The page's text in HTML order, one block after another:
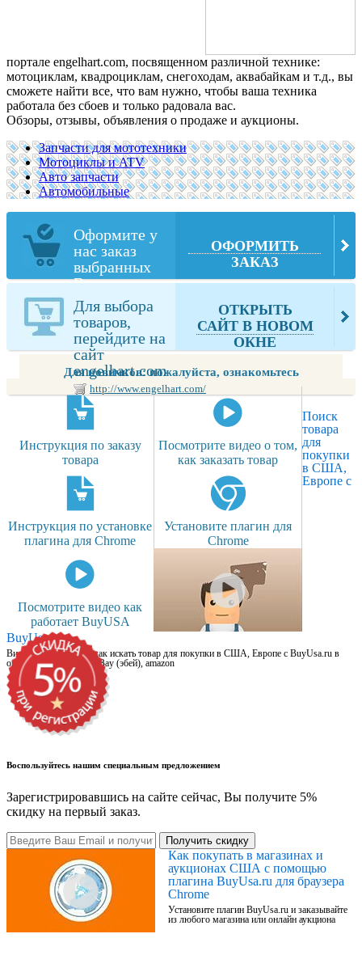
портале engelhart.com, посвященном различной технике:
мотоциклам, квадроциклам, снегоходам, аквабайкам и т.д., вы
сможете найти все, что вам нужно, чтобы ваша техника
работала без сбоев и только радовала вас.
Обзоры, отзывы, объявления о продаже и аукционы.
Запчасти для мототехники
Мотоциклы и ATV
Авто запчасти
Автомобильные
Оформите у
нас заказ
выбранных
Вами товаров
из
engelhart.com
ОФОРМИТЬ
ЗАКАЗ
Для выбора
товаров,
перейдите на
сайт
engelhart.com
http://www.engelhart.com/
ОТКРЫТЬ
САЙТ В НОВОМ
ОКНЕ
Для новичков: пожалуйста, ознакомьтесь
Инструкция по заказу
товара
Посмотрите видео о том,
как заказать товар
Инструкция по установке
плагина для Chrome
Установите плагин для
Chrome
Посмотрите видео как
работает BuyUSA
Поиск
товара
для
покупки
в США,
Европе с
BuyUsa.ru
Видео для новичков: как искать товар для покупки в США, Европе с BuyUsa.ru в
онлайн магазинах, на eBay (эбей), amazon
Воспользуйтесь нашим специальным предложением
Зарегистрировавшись на сайте сейчас, Вы получите 5%
скидку на первый заказ.
Получить скидку
Как покупать в магазинах и
аукционах США с помощью
плагина BuyUsa.ru для браузера
Chrome
Установите плагин BuyUsa.ru и заказывайте
из любого магазина или онлайн аукциона